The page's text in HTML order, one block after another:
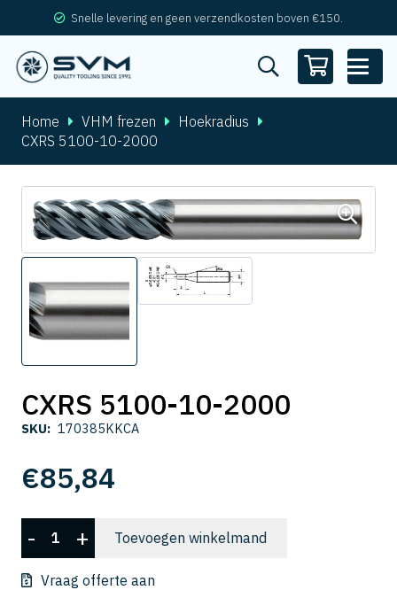
Snelle levering en geen verzendkosten boven €150.
Home VHM frezen
Hoekradius
CXRS 5100-10-2000
CXRS 5100-10-2000
SKU: 170385KKCA
€85,84
CXRS
5100-
10-
- + Toevoegen winkelmand
Vraag offerte aan